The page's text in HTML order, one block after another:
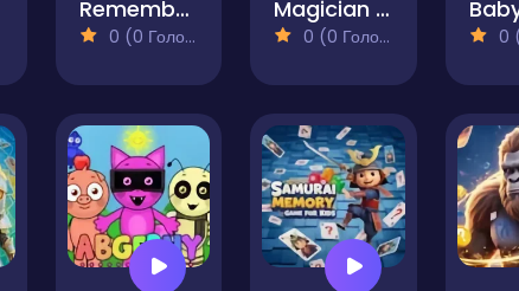
Remembering Selection
0 (0 Голосів)
Magician Memory Match
0 (0 Голосів) 0